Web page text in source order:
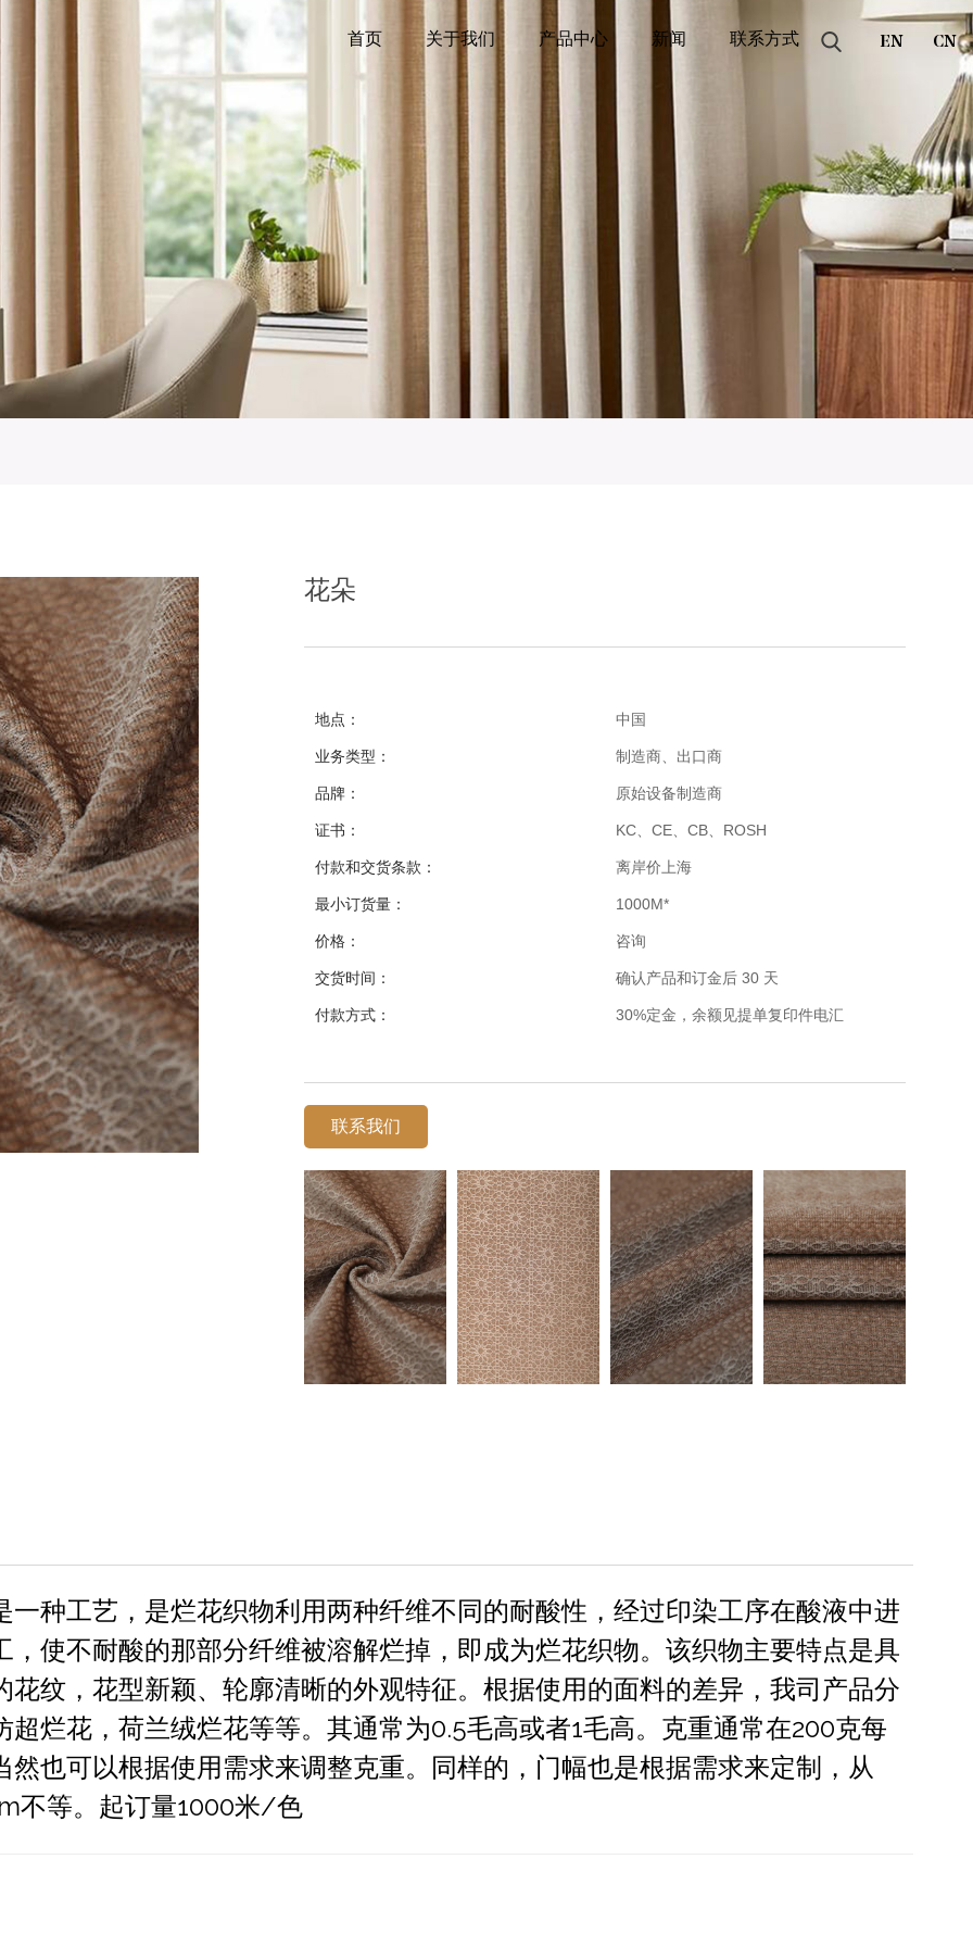
首页 关于我们 产品中心 新闻 联系方式 EN CN
花朵
地点： 中国
业务类型： 制造商、出口商
品牌： 原始设备制造商
证书： KC、CE、CB、ROSH
付款和交货条款： 离岸价上海
最小订货量： 1000M*
价格： 咨询
交货时间： 确认产品和订金后 30 天
付款方式： 30%定金，余额见提单复印件电汇
联系我们
一种工艺，是烂花织物利用两种纤维不同的耐酸性，经过印染工序在酸液中进
，使不耐酸的那部分纤维被溶解烂掉，即成为烂花织物。该织物主要特点是具
花纹，花型新颖、轮廓清晰的外观特征。根据使用的面料的差异，我司产品分
超烂花，荷兰绒烂花等等。其通常为0.5毛高或者1毛高。克重通常在200克每
然也可以根据使用需求来调整克重。同样的，门幅也是根据需求来定制，从
不等。起订量1000米/色